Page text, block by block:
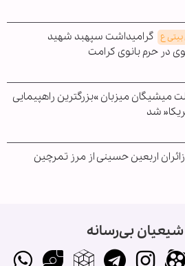
بیتی ع گرامیداشت سپهبد شهید
در حرم بانوی کرامت
میشیگان میزبان »بزرگترین راهپیمایی
شد
اربعین حسینی از مرز تمرچین
بی‌رسانه